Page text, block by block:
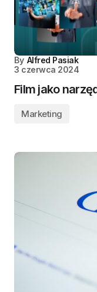
By Alfred Pasiak
3 czerwca 2024
Film jako
Marketing